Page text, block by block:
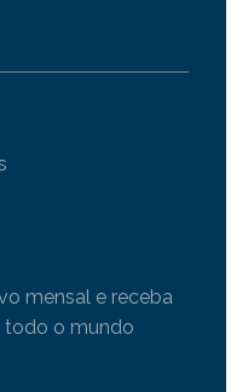
mensal e receba
todo o mundo